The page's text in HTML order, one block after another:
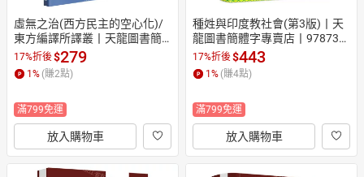
虛無之治(西方民主的空心化)/
東方編譯所譯叢丨天龍圖書簡
體字專賣店丨9787208200753
(tl2609)
17%折後$279
1 % (賺2點)
滿799免運
放入購物車
種姓與印度教社會(第3版)丨天
龍圖書簡體字專賣店丨978730
1363829 (tl2607)
17%折後$443
1 % (賺4點)
滿799免運
放入購物車